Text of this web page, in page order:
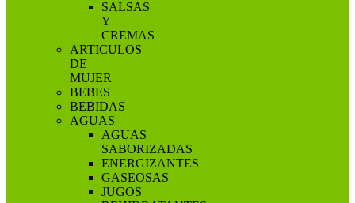
SALSAS
Y
CREMAS
ARTICULOS
DE
MUJER
BEBES
BEBIDAS
AGUAS
AGUAS
SABORIZADAS
ENERGIZANTES
GASEOSAS
JUGOS